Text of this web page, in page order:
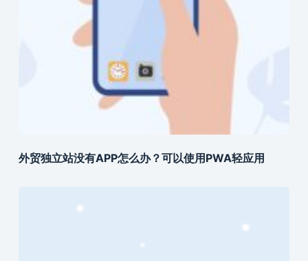
外贸独立站没有APP怎么办？可以使用PWA轻应用